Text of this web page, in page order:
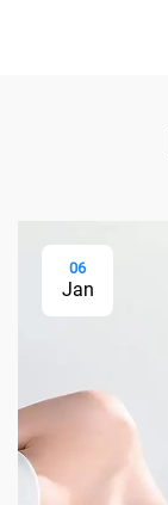
06
Jan